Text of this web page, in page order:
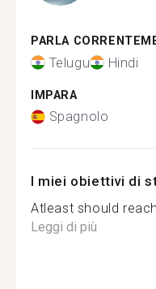
PARLA
Telugu Hindi
IMPARA
Spagnolo
I miei obiettivi di
Atleast should
Leggi di più